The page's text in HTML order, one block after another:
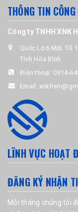
THÔNG TIN
Công ty TNHH XNK
Quốc Lộ 6 Mới, Tổ
Tỉnh Hòa Bình
Điện thoại: 0914-
Email:
LĨNH VỰC HOẠT
ĐĂNG KÝ NHẬN
Mỗi tháng chúng tôi